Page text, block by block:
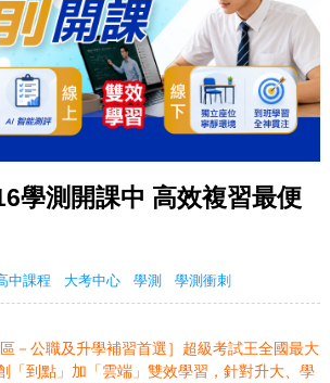
學測開課中 高效複習最便
中課程 大考中心 學測 學測衝刺
區－公職及升學補習首選］超級考試王全國最大
「到點」加「雲端」雙效學習，針對升大、學